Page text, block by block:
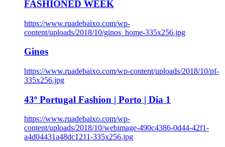
FASHIONED WEEK
https://www.ruadebaixo.com/wp-
content/uploads/2018/10/ginos_home-335x256.jpg
Ginos
https://www.ruadebaixo.com/wp-content/uploads/2018/10/pf-
335x256.jpg
43º Portugal Fashion | Porto | Dia 1
https://www.ruadebaixo.com/wp-
content/uploads/2018/10/webimage-490c4386-0d44-42f1-
a4d04431a48dc1211-335x256.jpg